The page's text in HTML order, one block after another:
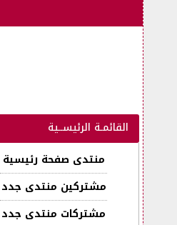
القائمـة الرئيســية
منتدى صفحة رئيسية
مشتركين منتدى جدد
مشتركات منتدى جدد